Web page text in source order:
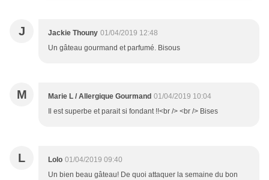
J Jackie Thouny 01/04/2019 12:48
Un gâteau gourmand et parfumé. Bisous
M Marie L / Allergique Gourmand 01/04/2019 10:04
Il est superbe et parait si fondant !!<br /> <br /> Bises
L Lolo 01/04/2019 09:40
Un bien beau gâteau! De quoi attaquer la semaine du bon